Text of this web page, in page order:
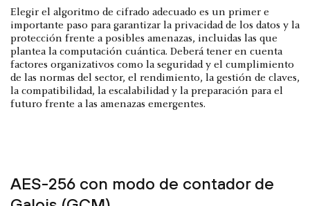
Elegir el algoritmo de cifrado adecuado es un primer e
importante paso para garantizar la privacidad de los datos y la
protección frente a posibles amenazas, incluidas las que
plantea la computación cuántica. Deberá tener en cuenta
factores organizativos como la seguridad y el cumplimiento
de las normas del sector, el rendimiento, la gestión de claves,
la compatibilidad, la escalabilidad y la preparación para el
futuro frente a las amenazas emergentes.
AES-256 con modo de contador de